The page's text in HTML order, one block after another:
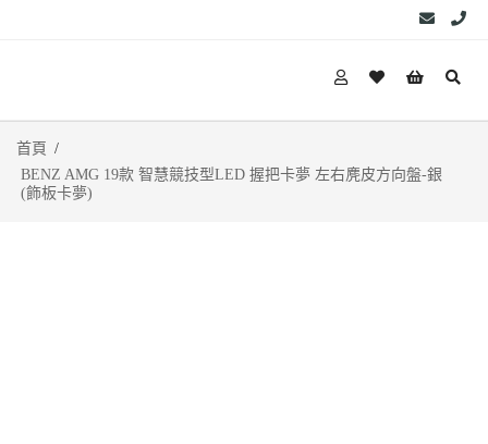
首頁
BENZ AMG 19款 智慧競技型LED 握把卡夢 左右麂皮方向盤-銀
(飾板卡夢)